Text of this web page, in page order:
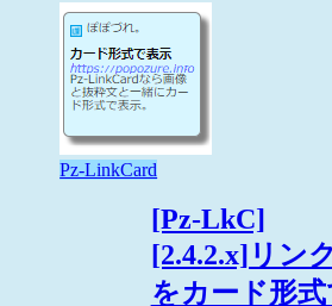
Pz-LinkCard
[Pz-LkC]
[2.4.2.x]リンク
をカード形